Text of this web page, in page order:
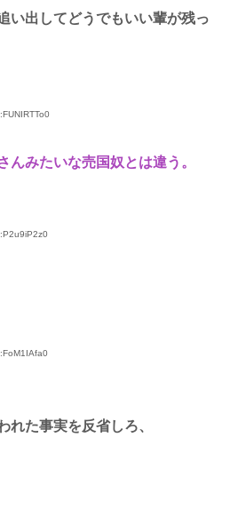
い出してどうでもいい輩が残っ
みたいな売国奴とは違う。
れた事実を反省しろ、